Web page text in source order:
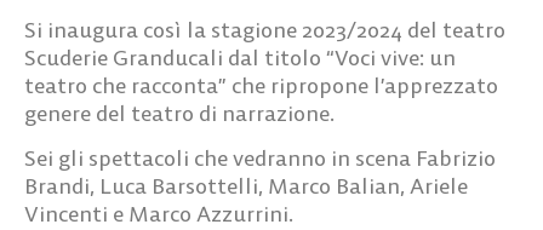
Si inaugura così la stagione 2023/2024 del teatro
Scuderie Granducali dal titolo “Voci vive: un
teatro che racconta” che ripropone l’apprezzato
genere del teatro di narrazione.
Sei gli spettacoli che vedranno in scena Fabrizio
Brandi, Luca Barsottelli, Marco Balian, Ariele
Vincenti e Marco Azzurrini.